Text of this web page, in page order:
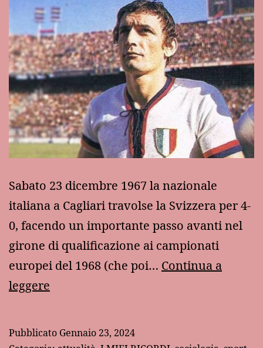
Sabato 23 dicembre 1967 la nazionale
italiana a Cagliari travolse la Svizzera per 4-
0, facendo un importante passo avanti nel
girone di qualificazione ai campionati
europei del 1968 (che poi… Continua a
leggere
Gigi
Pubblicato Gennaio 23, 2024